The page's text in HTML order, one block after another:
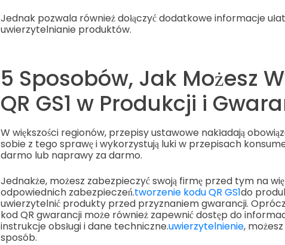
Jednak pozwala również dołączyć dodatkowe informacje
uwierzytelnianie produktów.
5 Sposobów, Jak Możesz
QR GS1 w Produkcji i
W większości regionów, przepisy ustawowe nakładają
sobie z tego sprawę i wykorzystują luki w przepisach
darmo lub naprawy za darmo.
Jednakże, możesz zabezpieczyć swoją firmę przed tym na
odpowiednich zabezpieczeń.tworzenie kodu QR GS1do
uwierzytelnić produkty przed przyznaniem gwarancji.
kod QR gwarancji może również zapewnić dostęp do
instrukcje obsługi i dane techniczne.uwierzytelnienie,
sposób.